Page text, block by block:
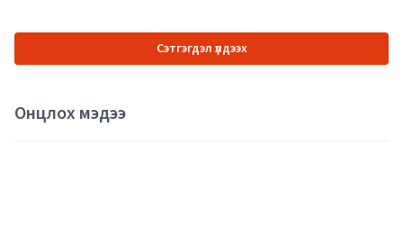
Сэтгэгдэл үлдээх
Онцлох мэдээ